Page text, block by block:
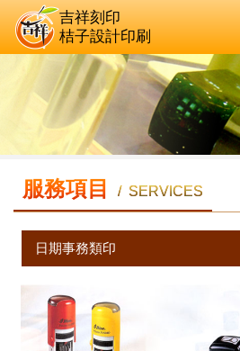
吉祥刻印
桔子設計印刷
服務項目 / SERVICES
日期事務類印